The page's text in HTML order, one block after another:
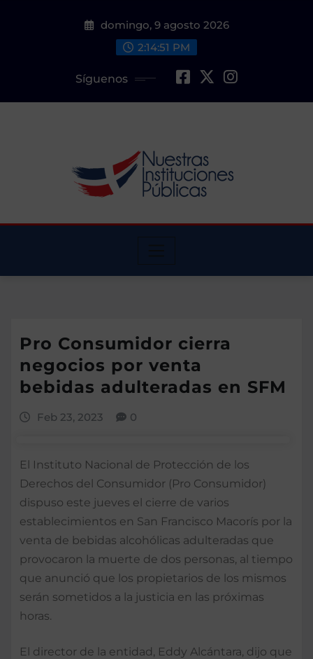
domingo, 9 agosto 2026
2:14:52 PM
Síguenos
Pro Consumidor cierra
negocios por venta
bebidas adulteradas en SFM
Feb 23, 2023 0
El Instituto Nacional de Protección de los
Derechos del Consumidor (Pro Consumidor)
dispuso este jueves el cierre de varios
establecimientos en San Francisco Macorís por la
venta de bebidas alcohólicas adulteradas que
provocaron la muerte de dos personas, al tiempo
que anunció que los propietarios de los mismos
serán sometidos a la justicia en las próximas
horas.
El director de la entidad, Eddy Alcántara, dijo que